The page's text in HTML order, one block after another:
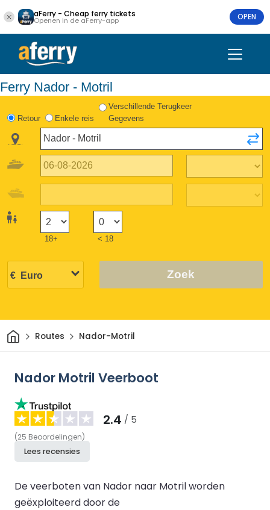
aFerry - Cheap ferry tickets
Openen in de aFerry-app OPEN
Ferry Nador - Motril
Retour Enkele reis
Verschillende Terugkeer
Gegevens
18+ < 18
Zoek
ThuisRoutes Nador-Motril
Nador Motril Veerboot
2.4 / 5
(25 Beoordelingen)
Lees recensies
De veerboten van Nador naar Motril worden
geëxploiteerd door de